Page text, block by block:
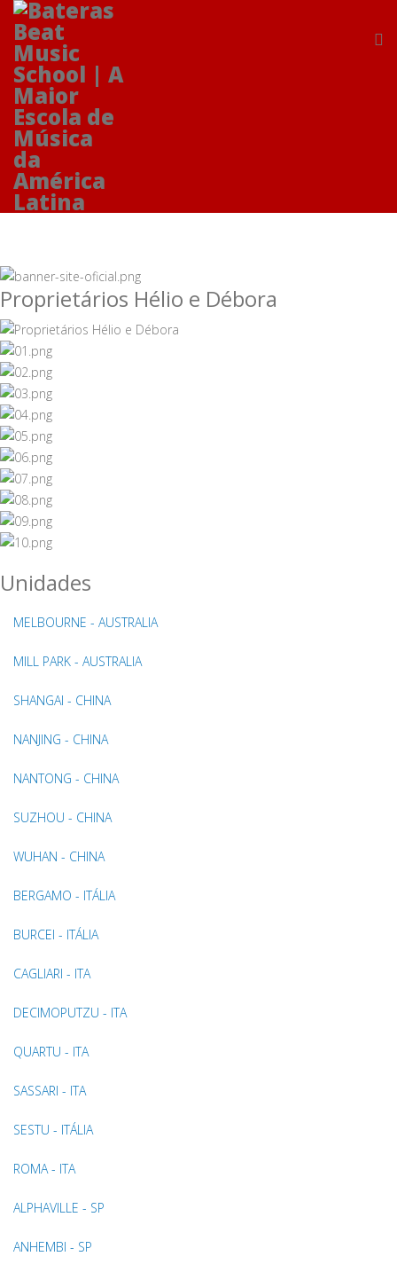
Proprietários Hélio e Débora
Unidades
MELBOURNE - AUSTRALIA
MILL PARK - AUSTRALIA
SHANGAI - CHINA
NANJING - CHINA
NANTONG - CHINA
SUZHOU - CHINA
WUHAN - CHINA
BERGAMO - ITÁLIA
BURCEI - ITÁLIA
CAGLIARI - ITA
DECIMOPUTZU - ITA
QUARTU - ITA
SASSARI - ITA
SESTU - ITÁLIA
ROMA - ITA
ALPHAVILLE - SP
ANHEMBI - SP